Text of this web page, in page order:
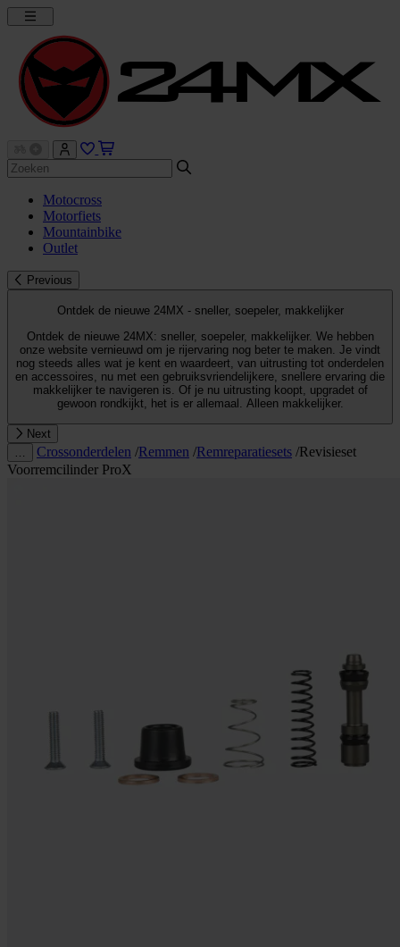
Motocross
Motorfiets
Mountainbike
Outlet
Previous
Ontdek de nieuwe 24MX - sneller, soepeler, makkelijker
Ontdek de nieuwe 24MX: sneller, soepeler, makkelijker. We hebben
onze website vernieuwd om je rijervaring nog beter te maken. Je vindt
nog steeds alles wat je kent en waardeert, van uitrusting tot onderdelen
en accessoires, nu met een gebruiksvriendelijkere, snellere ervaring die
makkelijker te navigeren is. Of je nu uitrusting koopt, upgradet of
gewoon rondkijkt, het is er allemaal. Alleen makkelijker.
Next
Crossonderdelen /Remmen /Remreparatiesets /Revisieset
Voorremcilinder ProX